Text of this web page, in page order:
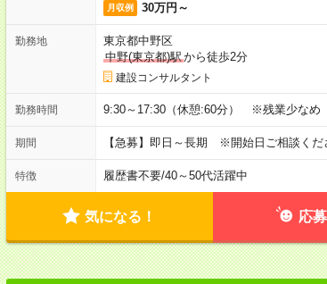
月収例 30万円～
勤務地
東京都中野区
中野(東京都)駅から徒歩2分
建設コンサルタント
勤務時間 9:30～17:30（休憩:60分） ※残業少なめ
期間 【急募】即日～長期 ※開始日ご相談くだ
特徴 履歴書不要/40～50代活躍中
気になる！ 応